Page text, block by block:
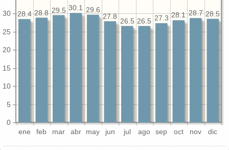
ene feb mar abr may jun jul ago sep oct nov dic
0
5
10
15
20
25
30 28.5
28.7
28.1
27.3
26.5
26.5
27.8
29.6
30.1
29.5
28.8
28.4